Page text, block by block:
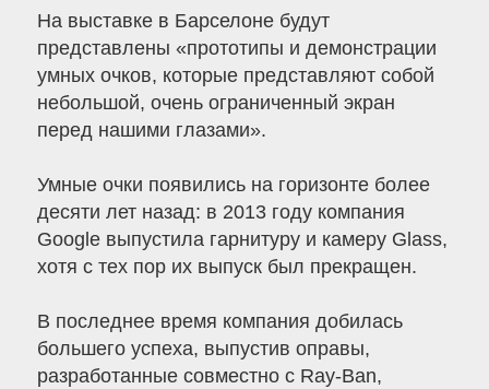
На выставке в Барселоне будут
представлены «прототипы и демонстрации
умных очков, которые представляют собой
небольшой, очень ограниченный экран
перед нашими глазами».
Умные очки появились на горизонте более
десяти лет назад: в 2013 году компания
Google выпустила гарнитуру и камеру Glass,
хотя с тех пор их выпуск был прекращен.
В последнее время компания добилась
большего успеха, выпустив оправы,
разработанные совместно с Ray-Ban,